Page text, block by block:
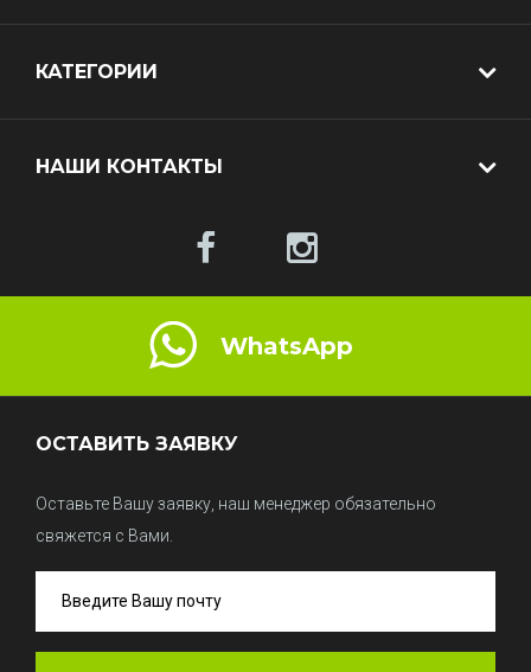
КАТЕГОРИИ
НАШИ КОНТАКТЫ
WhatsApp
ОСТАВИТЬ ЗАЯВКУ
Оставьте Вашу заявку, наш менеджер обязательно
свяжется с Вами.